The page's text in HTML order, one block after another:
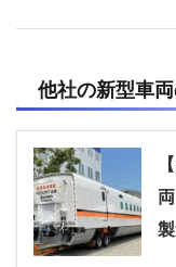
他社の新型車